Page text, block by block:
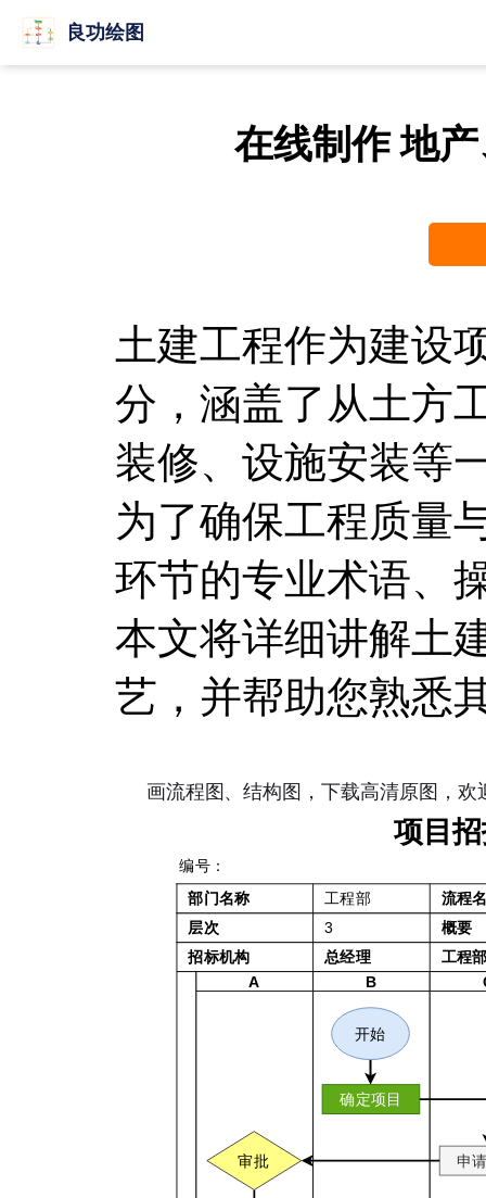
良功绘图
在线制作 地
土建工程作为建设
分，涵盖了从土方
装修、设施安装等
为了确保工程质量
环节的专业术语、
本文将详细讲解土
艺，并帮助您熟悉